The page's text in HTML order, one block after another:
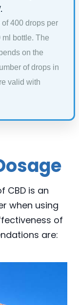
400 drops per
bottle. The
on the
of drops in
valid with
CBD is an
when using
of
are: